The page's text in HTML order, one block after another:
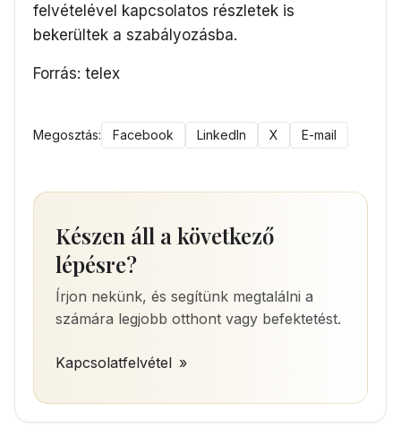
felvételével kapcsolatos részletek is
bekerültek a szabályozásba.
Forrás: telex
Megosztás: Facebook LinkedIn X E-mail
Készen áll a következő
lépésre?
Írjon nekünk, és segítünk megtalálni a
számára legjobb otthont vagy befektetést.
Kapcsolatfelvétel »